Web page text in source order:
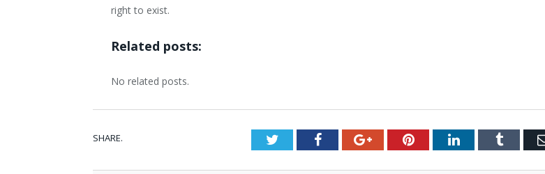
right to exist.
Related posts:
No related posts.
SHARE. TwitterFacebookGoogle+PinterestLinkedInTumblr